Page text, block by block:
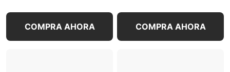
COMPRA AHORA COMPRA AHORA